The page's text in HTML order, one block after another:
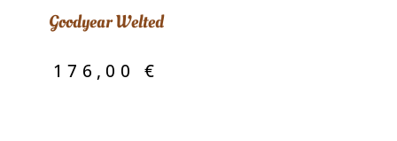
Goodyear Welted
176,00 €